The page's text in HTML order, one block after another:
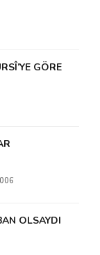
GÖRE
OLSAYDI